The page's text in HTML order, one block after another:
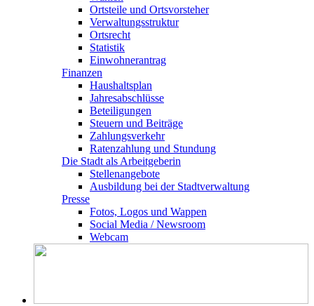
Ortsteile und Ortsvorsteher
Verwaltungsstruktur
Ortsrecht
Statistik
Einwohnerantrag
Finanzen
Haushaltsplan
Jahresabschlüsse
Beteiligungen
Steuern und Beiträge
Zahlungsverkehr
Ratenzahlung und Stundung
Die Stadt als Arbeitgeberin
Stellenangebote
Ausbildung bei der Stadtverwaltung
Presse
Fotos, Logos und Wappen
Social Media / Newsroom
Webcam